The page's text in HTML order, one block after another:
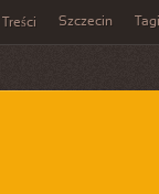
Szczecin Tagi